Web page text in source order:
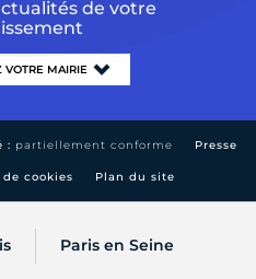
Paris en Seine
de votre
: partiellement conforme Presse
cookies Plan du site